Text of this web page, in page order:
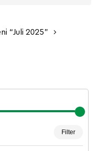
“Juli 2025”
cijena
cijena
Filter